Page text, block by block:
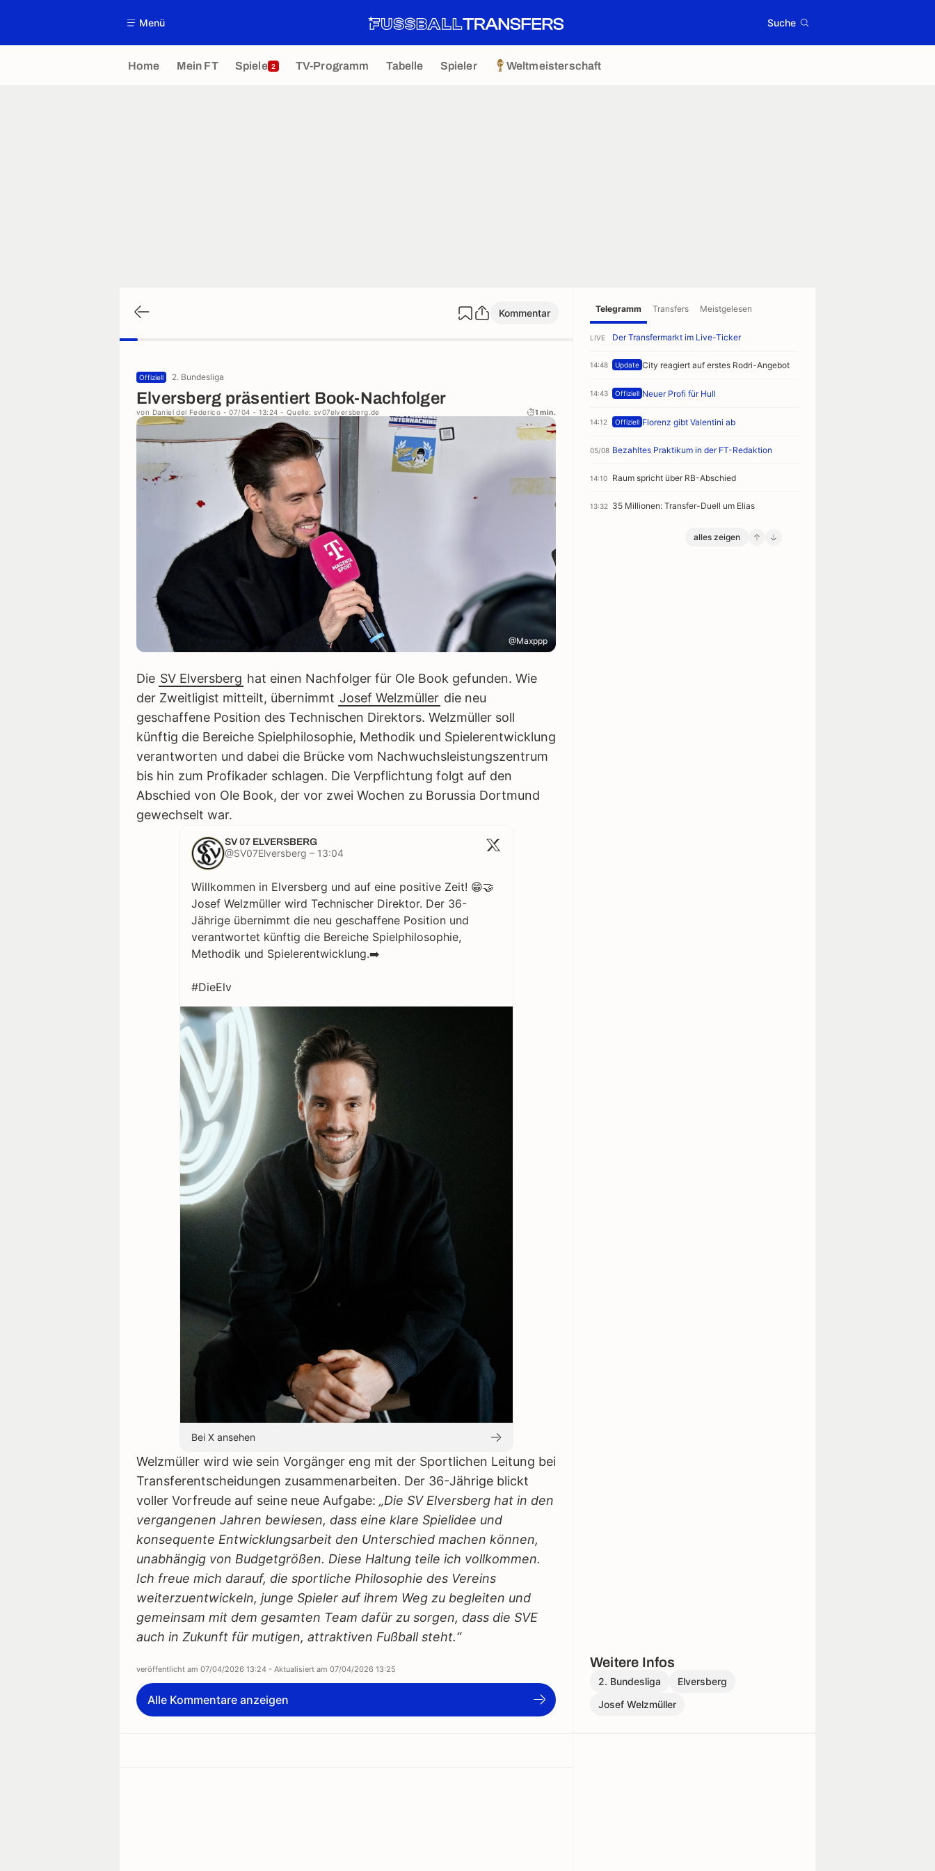
Menü Suche
Home Mein FT Spiele 2 TV-Programm Tabelle Spieler Weltmeisterschaft
Kommentar
Offiziell 2. Bundesliga
Elversberg präsentiert Book-Nachfolger
von Daniel del Federico - 07/04 - 13:24 - Quelle: sv07elversberg.de 1 min.
@Maxppp
Die SV Elversberg hat einen Nachfolger für Ole Book gefunden. Wie
der Zweitligist mitteilt, übernimmt Josef Welzmüller die neu
geschaffene Position des Technischen Direktors. Welzmüller soll
künftig die Bereiche Spielphilosophie, Methodik und Spielerentwicklung
verantworten und dabei die Brücke vom Nachwuchsleistungszentrum
bis hin zum Profikader schlagen. Die Verpflichtung folgt auf den
Abschied von Ole Book, der vor zwei Wochen zu Borussia Dortmund
gewechselt war.
SV 07 ELVERSBERG
@SV07Elversberg – 13:04
Willkommen in Elversberg und auf eine positive Zeit! 😁🤝
Josef Welzmüller wird Technischer Direktor. Der 36-
Jährige übernimmt die neu geschaffene Position und
verantwortet künftig die Bereiche Spielphilosophie,
Methodik und Spielerentwicklung.➡️
#DieElv
Bei X ansehen
Welzmüller wird wie sein Vorgänger eng mit der Sportlichen Leitung bei
Transferentscheidungen zusammenarbeiten. Der 36-Jährige blickt
voller Vorfreude auf seine neue Aufgabe: „Die SV Elversberg hat in den
vergangenen Jahren bewiesen, dass eine klare Spielidee und
konsequente Entwicklungsarbeit den Unterschied machen können,
unabhängig von Budgetgrößen. Diese Haltung teile ich vollkommen.
Ich freue mich darauf, die sportliche Philosophie des Vereins
weiterzuentwickeln, junge Spieler auf ihrem Weg zu begleiten und
gemeinsam mit dem gesamten Team dafür zu sorgen, dass die SVE
auch in Zukunft für mutigen, attraktiven Fußball steht.“
veröffentlicht am 07/04/2026 13:24 - Aktualisiert am 07/04/2026 13:25
Alle Kommentare anzeigen
Telegramm Transfers Meistgelesen
LIVE Der Transfermarkt im Live-Ticker
14:48 Update City reagiert auf erstes Rodri-Angebot
14:43 Offiziell Neuer Profi für Hull
14:12 Offiziell Florenz gibt Valentini ab
05/08 Bezahltes Praktikum in der FT-Redaktion
14:10 Raum spricht über RB-Abschied
13:32 35 Millionen: Transfer-Duell um Elias
alles zeigen
Weitere Infos
2. Bundesliga
Elversberg
Josef Welzmüller